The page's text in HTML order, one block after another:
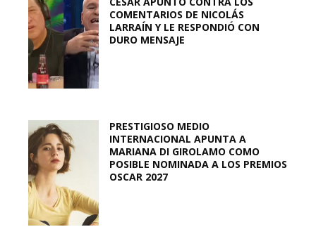
COMENTARIOS DE NICOLÁS
LARRAÍN Y LE RESPONDIÓ CON
DURO MENSAJE
PRESTIGIOSO MEDIO
INTERNACIONAL APUNTA A
MARIANA DI GIROLAMO COMO
POSIBLE NOMINADA A LOS PREMIOS
OSCAR 2027